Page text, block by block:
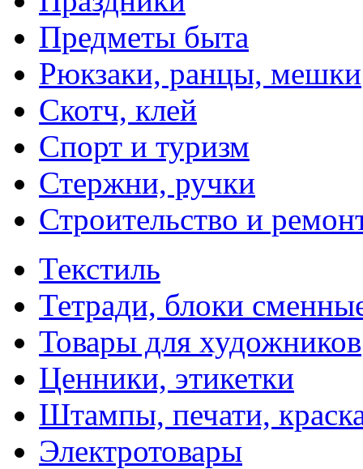
Предметы быта
Рюкзаки, ранцы, мешки
Скотч, клей
Спорт и туризм
Стержни, ручки
Строительство и
Текстиль
Тетради, блоки
Товары для художников
Ценники, этикетки
Штампы, печати,
Электротовары